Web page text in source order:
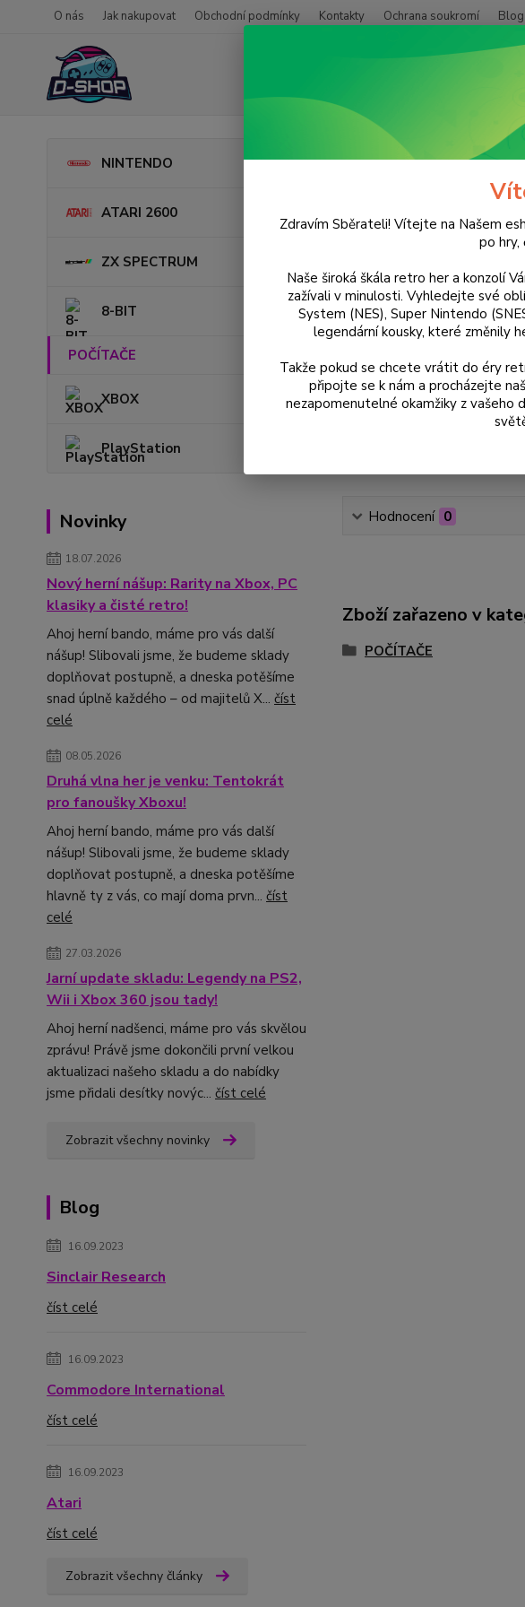
O nás Jak nakupovat Obchodní podmínky Kontakty Ochrana soukromí Blog
NINTENDO
ATARI 2600
ZX SPECTRUM
8-BIT
POČÍTAČE
XBOX
PlayStation
Novinky
18.07.2026
Nový herní nášup: Rarity na Xbox, PC
klasiky a čisté retro!
Ahoj herní bando, máme pro vás další
nášup! Slibovali jsme, že budeme sklady
doplňovat postupně, a dneska potěšíme
snad úplně každého – od majitelů X... číst
celé
08.05.2026
Druhá vlna her je venku: Tentokrát
pro fanoušky Xboxu!
Ahoj herní bando, máme pro vás další
nášup! Slibovali jsme, že budeme sklady
doplňovat postupně, a dneska potěšíme
hlavně ty z vás, co mají doma prvn... číst
celé
27.03.2026
Jarní update skladu: Legendy na PS2,
Wii i Xbox 360 jsou tady!
Ahoj herní nadšenci, máme pro vás skvělou
zprávu! Právě jsme dokončili první velkou
aktualizaci našeho skladu a do nabídky
jsme přidali desítky novýc... číst celé
Zobrazit všechny novinky
Blog
16.09.2023
Sinclair Research
číst celé
16.09.2023
Commodore International
číst celé
16.09.2023
Atari
číst celé
Zobrazit všechny články
POČÍTAČE Rise &
Rise & Fall:
Hodnocení 0
Zboží zařazeno v
POČÍTAČE
Zdravím Sběrateli! Vítejte na Našem
po hry,
Naše široká škála retro her a konzolí
zažívali v minulosti. Vyhledejte své
System (NES), Super Nintendo
legendární kousky, které změnily
Takže pokud se chcete vrátit do éry
připojte se k nám a procházejte
nezapomenutelné okamžiky z